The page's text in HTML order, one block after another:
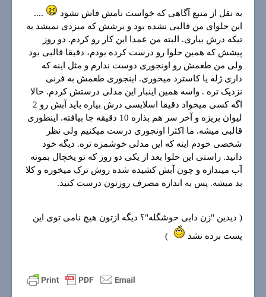
به نقل از منبع آگاهی که خواست نامش فاش نشود
....
این حلوای من قالبی نشده بود و برشش که میزدی نمیشد یه
تیکه درش بیاری. البته من عمدا این کار رو کردم. دو روز
پیشش که همین حلوا رو درست کرده بودم، دقیقا قالبی بود
ولی من طعمش رو اونجوری دوست ندارم و مثل اینه که
داری ژله یا کاسترد میخوری. اینجوری طعمش به فرنی
نزدیک تره . واسه همین اینبار این مدلی درستش کردم. حالا
اگه کسی میخواد دقیقا اسلایسی درش بیاره باید آبش رو 2
لیوان بریزه و آخر سر هم بذاره 10 دقیقه جا بیافته. اینطوری
قالبی میشه. ما اکثرا اونجوری درست میکنیم ولی نظر
شخصی خودم اینه که این مدلی خوشمزه تره. دیگه خود
دانید. راستی این حلوا بعد از یکی دو روز که تو یخچال بمونه
آب میندازه و چون آبش کشیده شده روش ترک میخوره و کلا
بد میشه. پس به اندازه مصرف روزتون درست کنید.
( دیدین "زن دایی خوشگله"؟ دیگه ازتون هیچ نامی توی این
پست برده نشد
)